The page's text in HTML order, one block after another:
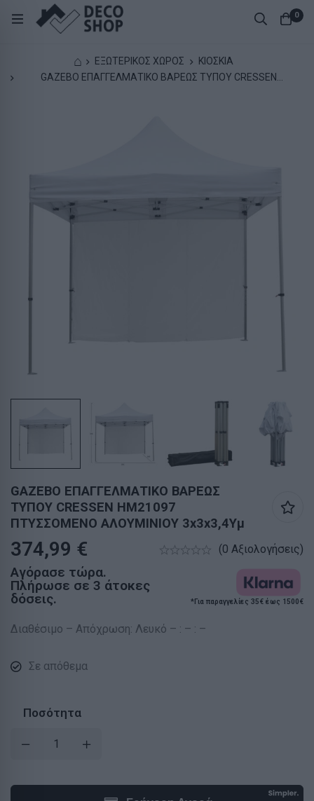
0
⌂ ΕΞΩΤΕΡΙΚΟΣ ΧΩΡΟΣ
ΚΙΟΣΚΙΑ
GAZEBO ΕΠΑΓΓΕΛΜΑΤΙΚΟ ΒΑΡΕΩΣ ΤΥΠΟΥ CRESSEN
GAZEBO ΕΠΑΓΓΕΛΜΑΤΙΚΟ ΒΑΡΕΩΣ
ΤΥΠΟΥ CRESSEN HM21097
ΠΤΥΣΣΟΜΕΝΟ ΑΛΟΥΜΙΝΙΟΥ 3x3x3,4Yμ
374,99 € (0 Αξιολογήσεις)
Αγόρασε τώρα.
Πλήρωσε σε 3 άτοκες
δόσεις.
*Για παραγγελίες 35€ έως 1500€
Διαθέσιμο – Απόχρωση: Λευκό – : – : –
Σε απόθεμα
Ποσότητα